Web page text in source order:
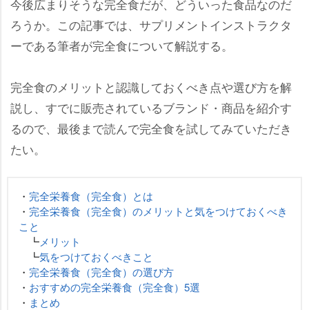
今後広まりそうな完全食だが、どういった食品なのだ
ろうか。この記事では、サプリメントインストラクタ
ーである筆者が完全食について解説する。
完全食のメリットと認識しておくべき点や選び方を解
説し、すでに販売されているブランド・商品を紹介す
るので、最後まで読んで完全食を試してみていただき
たい。
・ 完全栄養食（完全食）とは
・ 完全栄養食（完全食）のメリットと気をつけておくべき
こと
┗メリット
┗気をつけておくべきこと
・ 完全栄養食（完全食）の選び方
・ おすすめの完全栄養食（完全食）5選
・ まとめ